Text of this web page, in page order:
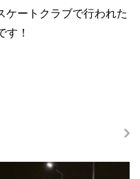
ケートクラブで行われた
す！